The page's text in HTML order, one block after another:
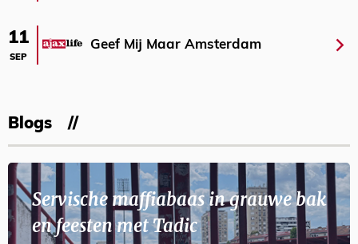
11
SEP
Geef Mij Maar Amsterdam
Blogs
Servische maffiabaas in grauwe bak
en feesten met Tadic